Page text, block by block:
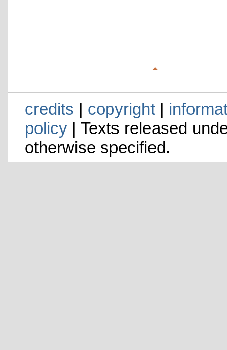
credits | copyright|
policy| Texts released
otherwise specified.